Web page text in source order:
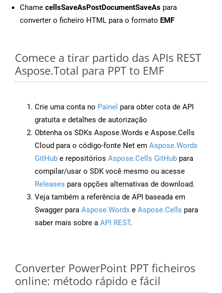
Chame cellsSaveAsPostDocumentSaveAs para
converter o ficheiro HTML para o formato EMF
Comece a tirar partido das APIs REST
Aspose.Total para PPT to EMF
Crie uma conta no Painel para obter cota de API
gratuita e detalhes de autorização
Obtenha os SDKs Aspose.Words e Aspose.Cells
Cloud para o código-fonte Net em Aspose.Words
GitHub e repositórios Aspose.Cells GitHub para
compilar/usar o SDK você mesmo ou acesse
Releases para opções alternativas de download.
Veja também a referência de API baseada em
Swagger para Aspose.Words e Aspose.Cells para
saber mais sobre a API REST.
Converter PowerPoint PPT ficheiros
online: método rápido e fácil